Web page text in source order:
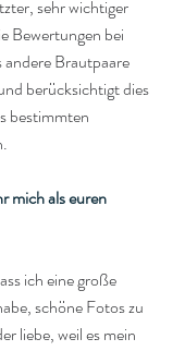
sehr wichtiger
Bewertungen bei
andere Brautpaare
berücksichtigt dies
bestimmten
mich als euren
ich eine große
schöne Fotos zu
liebe, weil es mein